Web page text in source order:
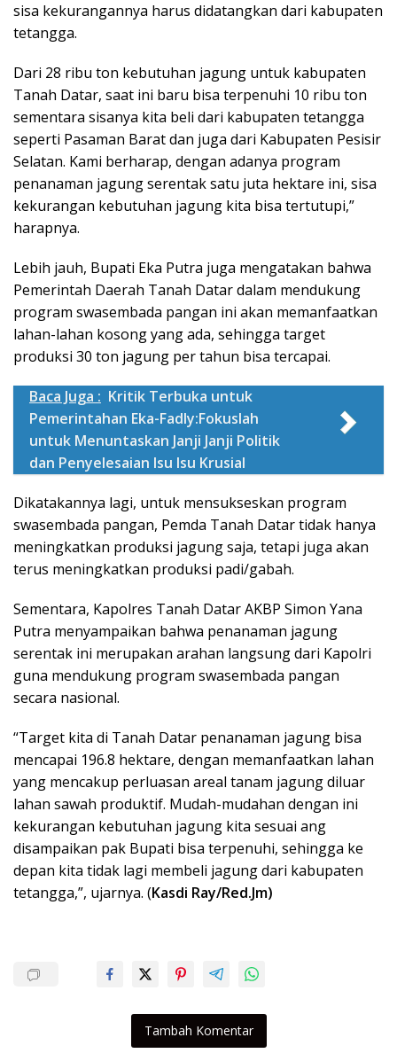
sisa kekurangannya harus didatangkan dari kabupaten
tetangga.
Dari 28 ribu ton kebutuhan jagung untuk kabupaten
Tanah Datar, saat ini baru bisa terpenuhi 10 ribu ton
sementara sisanya kita beli dari kabupaten tetangga
seperti Pasaman Barat dan juga dari Kabupaten Pesisir
Selatan. Kami berharap, dengan adanya program
penanaman jagung serentak satu juta hektare ini, sisa
kekurangan kebutuhan jagung kita bisa tertutupi,”
harapnya.
Lebih jauh, Bupati Eka Putra juga mengatakan bahwa
Pemerintah Daerah Tanah Datar dalam mendukung
program swasembada pangan ini akan memanfaatkan
lahan-lahan kosong yang ada, sehingga target
produksi 30 ton jagung per tahun bisa tercapai.
Baca Juga : Kritik Terbuka untuk
Pemerintahan Eka-Fadly:Fokuslah
untuk Menuntaskan Janji Janji Politik
dan Penyelesaian Isu Isu Krusial
Dikatakannya lagi, untuk mensukseskan program
swasembada pangan, Pemda Tanah Datar tidak hanya
meningkatkan produksi jagung saja, tetapi juga akan
terus meningkatkan produksi padi/gabah.
Sementara, Kapolres Tanah Datar AKBP Simon Yana
Putra menyampaikan bahwa penanaman jagung
serentak ini merupakan arahan langsung dari Kapolri
guna mendukung program swasembada pangan
secara nasional.
“Target kita di Tanah Datar penanaman jagung bisa
mencapai 196.8 hektare, dengan memanfaatkan lahan
yang mencakup perluasan areal tanam jagung diluar
lahan sawah produktif. Mudah-mudahan dengan ini
kekurangan kebutuhan jagung kita sesuai ang
disampaikan pak Bupati bisa terpenuhi, sehingga ke
depan kita tidak lagi membeli jagung dari kabupaten
tetangga,”, ujarnya. (Kasdi Ray/Red.Jm)
Tambah Komentar